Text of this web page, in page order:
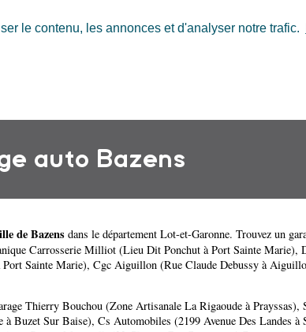
le contenu, les annonces et d'analyser notre trafic.
auto Bazens
de Bazens dans le département Lot-et-Garonne. Trouvez un
Carrosserie Milliot (Lieu Dit Ponchut à Port Sainte Marie),
Sainte Marie), Cgc Aiguillon (Rue Claude Debussy à
Thierry Bouchou (Zone Artisanale La Rigaoude à Prayssas),
à Buzet Sur Baise), Cs Automobiles (2199 Avenue Des Landes à